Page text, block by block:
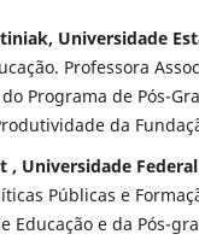
Universidade
Professora
Programa de Pós-
da
, Universidade
Públicas e
Educação e da Pós-